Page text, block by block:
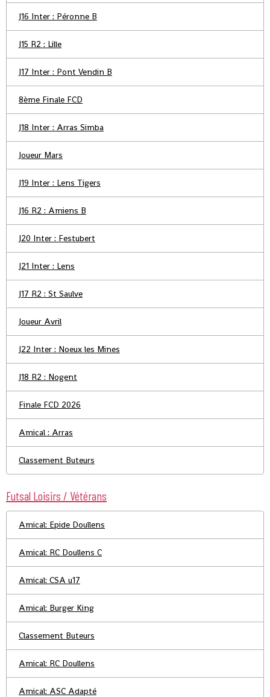
J16 Inter : Péronne B
J15 R2 : Lille
J17 Inter : Pont Vendin B
8ème Finale FCD
J18 Inter : Arras Simba
Joueur Mars
J19 Inter : Lens Tigers
J16 R2 : Amiens B
J20 Inter : Festubert
J21 Inter : Lens
J17 R2 : St Saulve
Joueur Avril
J22 Inter : Noeux les Mines
J18 R2 : Nogent
Finale FCD 2026
Amical : Arras
Classement Buteurs
Futsal Loisirs / Vétérans
Amical: Epide Doullens
Amical: RC Doullens C
Amical: CSA u17
Amical: Burger King
Classement Buteurs
Amical: RC Doullens
Amical: ASC Adapté